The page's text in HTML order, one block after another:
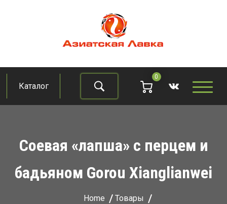
Азиатская лавка
Продукты из восточно-азиатских стран
Каталог
0
Соевая «лапша» с перцем и
бадьяном Gorou Xianglianwei
Home Товары